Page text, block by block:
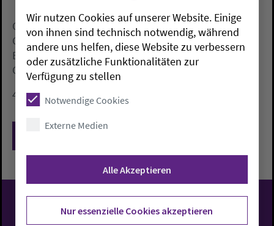
Christoph Kirchhoff / Anja Gruppe (Hrsg.),
Gottesdienst Impulse. Konzepte, Modelle und
Bausteine für eine situationsgerechte
Gottesdienstarbeit.
400 Seiten, ISBN 3-928781-26-X, Preis: 14,90 Euro.
Wir nutzen Cookies auf unserer Website. Einige
von ihnen sind technisch notwendig, während
andere uns helfen, diese Website zu verbessern
oder zusätzliche Funktionalitäten zur
Verfügung zu stellen
Notwendige Cookies
Externe Medien
Alle Akzeptieren
Nur essenzielle Cookies akzeptieren